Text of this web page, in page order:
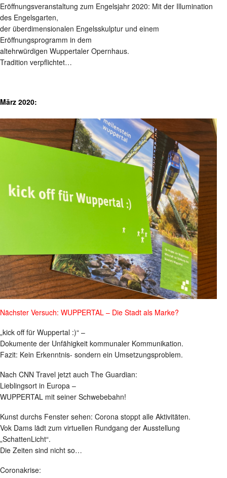
Eröffnungsveranstaltung zum Engelsjahr 2020: Mit der Illumination
des Engelsgarten,
der überdimensionalen Engelsskulptur und einem
Eröffnungsprogramm in dem
altehrwürdigen Wuppertaler Opernhaus.
Tradition verpflichtet…
März 2020:
Nächster Versuch: WUPPERTAL – Die Stadt als Marke?
„kick off für Wuppertal :)“ –
Dokumente der Unfähigkeit kommunaler Kommunikation.
Fazit: Kein Erkenntnis- sondern ein Umsetzungsproblem.
Nach CNN Travel jetzt auch The Guardian:
Lieblingsort in Europa –
WUPPERTAL mit seiner Schwebebahn!
Kunst durchs Fenster sehen: Corona stoppt alle Aktivitäten.
Vok Dams lädt zum virtuellen Rundgang der Ausstellung
„SchattenLicht“.
Die Zeiten sind nicht so…
Coronakrise: